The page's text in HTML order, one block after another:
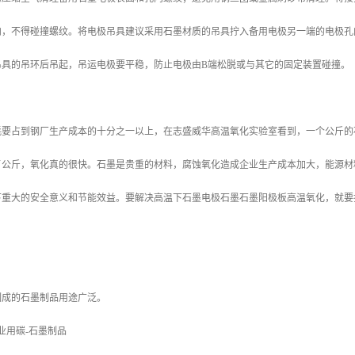
不得碰撞螺纹。将电极吊具建议采用石墨材质的吊具拧入备用电极另一端的电极
的吊环后吊起，吊运电极要平稳，防止电极由B端松脱或与其它的固定装置碰撞。
占到钢厂生产成本的十分之一以上，在志盛威华高温氧化实验室看到，一个公斤
斤，氧化真的很快。石墨是贵重的材料，腐蚀氧化造成企业生产成本加大，能源
大的安全意义和节能效益。要解决高温下石墨电极石墨石墨阳极板高温氧化，就
的石墨制品用途广泛。
碳-石墨制品